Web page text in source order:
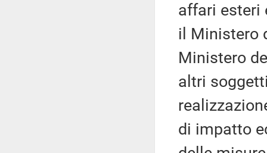
affari esteri
il Ministero
Ministero
altri
di impatto